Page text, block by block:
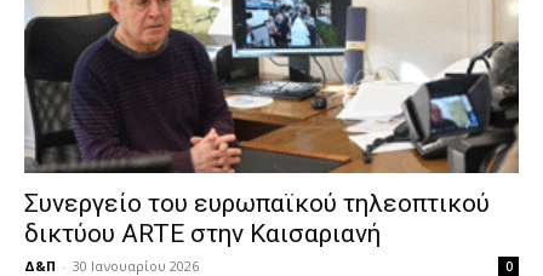
Συνεργείο του ευρωπαϊκού τηλεοπτικού
δικτύου ARTE στην Καισαριανή
Δ&Π - 30 Ιανουαρίου 2026 0